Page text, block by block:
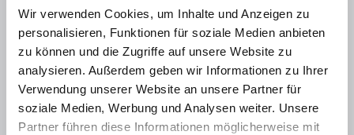
Wir verwenden Cookies, um Inhalte und Anzeigen zu
personalisieren, Funktionen für soziale Medien anbieten
zu können und die Zugriffe auf unsere Website zu
analysieren. Außerdem geben wir Informationen zu Ihrer
Verwendung unserer Website an unsere Partner für
soziale Medien, Werbung und Analysen weiter. Unsere
Partner führen diese Informationen möglicherweise mit
Straßenbegleitgrün
und vieles mehr
Kontakt
Hochbau